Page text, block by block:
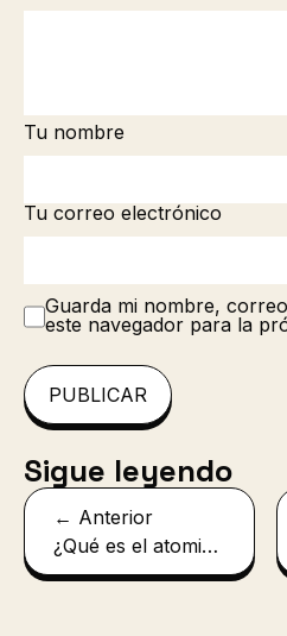
Tu nombre
Tu correo electrónico
Guarda mi nombre,
este navegador para la
Sigue leyendo
← Anterior
¿Qué es el atomic design? Todo lo que necesitas saber